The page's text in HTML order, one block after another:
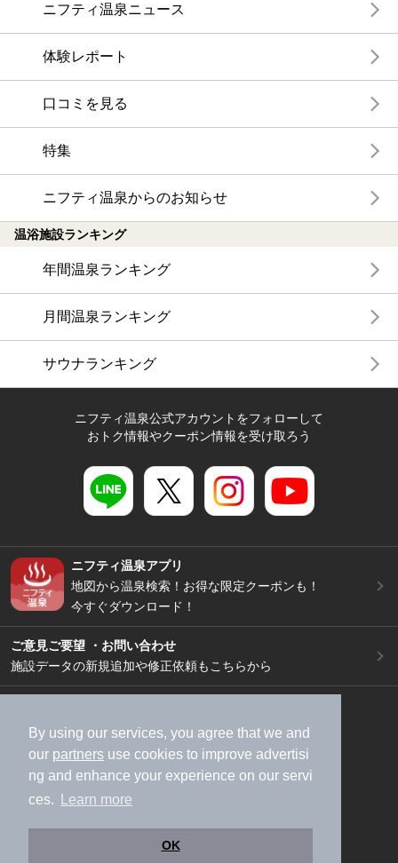
By using our services, you agree that we and
our partners use cookies to improve advertisi
ng and enhance your experience on our servi
ces.
Learn more
OK
ニフティ温泉ニュース
体験レポート
口コミを見る
特集
ニフティ温泉からのお知らせ
温浴施設ランキング
年間温泉ランキング
月間温泉ランキング
サウナランキング
ニフティ温泉公式アカウントをフォローして
おトク情報やクーポン情報を受け取ろう
ニフティ温泉アプリ
地図から温泉検索！お得な限定クーポンも！
今すぐダウンロード！
ご意見ご要望 ・お問い合わせ
施設データの新規追加や修正依頼もこちらから
加盟店募集（資料請求）
広告出稿のご案内
利用規約
ライフスタイルMEMBERS+規約
特定商取引法に基づく表記
ヘルプ
採用情報
運営会社